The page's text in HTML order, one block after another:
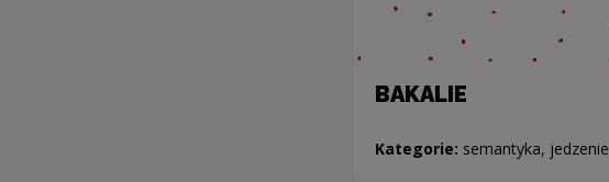
BAKALIE
Kategorie: semantyka, jedzenie